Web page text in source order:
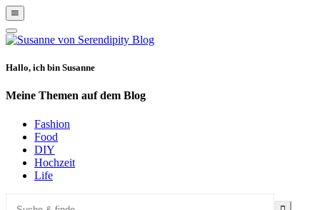
Show
Offscreen
Content
Hide
Offscreen
Hallo, ich bin Susanne
Meine Themen auf dem Blog
Fashion
Food
DIY
Hochzeit
Life